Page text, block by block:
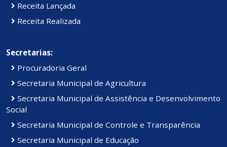
Receita Lançada
Receita Realizada
Secretarias:
Procuradoria Geral
Secretaria Municipal de Agricultura
Secretaria Municipal de Assistência e Desenvolvimento
Social
Secretaria Municipal de Controle e Transparência
Secretaria Municipal de Educação